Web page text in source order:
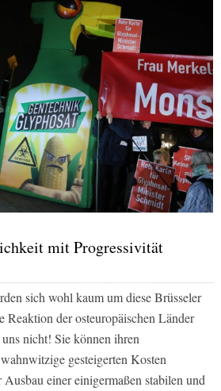
mit Progressivität
sich wohl kaum um diese Brüsseler
Reaktion der osteuropäischen Länder
nicht! Sie können ihren
gesteigerten Kosten
einer einigermaßen stabilen und